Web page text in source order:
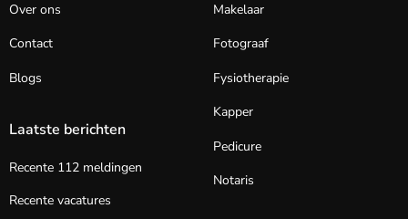
Over ons
Contact
Blogs
Laatste berichten
Recente 112 meldingen
Recente vacatures
Makelaar
Fotograaf
Fysiotherapie
Kapper
Pedicure
Notaris